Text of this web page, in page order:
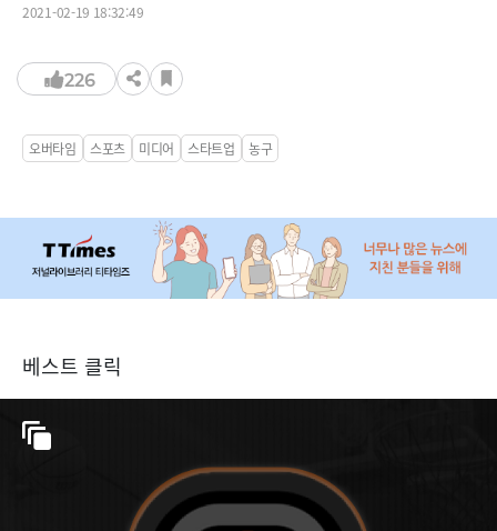
2021-02-19 18:32:49
226
오버타임 스포츠 미디어 스타트업 농구
베스트 클릭